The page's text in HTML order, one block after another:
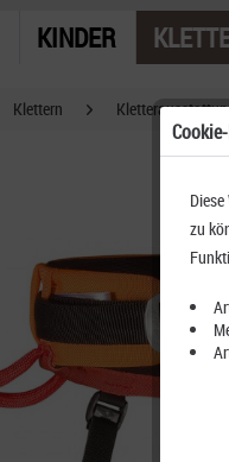
KINDER
Klettern
zu